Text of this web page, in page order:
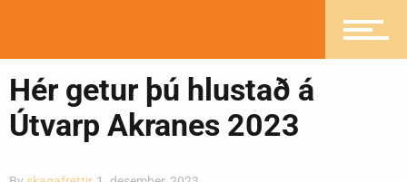
Pistlar
Greinasafn
Hér getur þú hlustað á
Útvarp Akranes 2023